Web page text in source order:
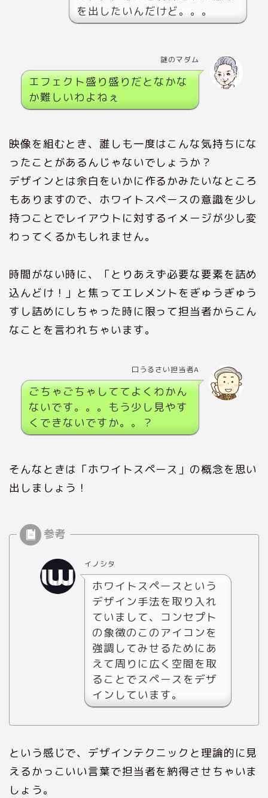
を出したいんだけど。。。
謎のマダム
エフェクト盛り盛りだとなかな
か難しいわよねぇ
映像を組むとき、誰しも一度はこんな気持ちにな
ったことがあるんじゃないでしょうか？
デザインとは余白をいかに作るかみたいなところ
もありますので、ホワイトスペースの意識を少し
持つことでレイアウトに対するイメージが少し変
わってくるかもしれません。
時間がない時に、「とりあえず必要な要素を詰め
込んどけ！」と焦ってエレメントをぎゅうぎゅう
すし詰めにしちゃった時に限って担当者からこん
なことを言われちゃいます。
口うるさい担当者A
ごちゃごちゃしててよくわかん
ないです。。。もう少し見やす
くできないですか。。？
そんなときは「ホワイトスペース」の概念を思い
出しましょう！
イノシタ
ホワイトスペースという
デザイン手法を取り入れ
ていまして、コンセプト
の象徴のこのアイコンを
強調してみせるためにあ
えて周りに広く空間を取
ることでスペースをデザ
インしています。
という感じで、デザインテクニックと理論的に見
えるかっこいい言葉で担当者を納得させちゃいま
しょう。